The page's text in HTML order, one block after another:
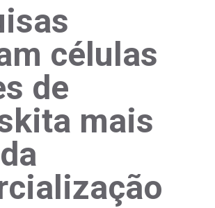
células
de
mais